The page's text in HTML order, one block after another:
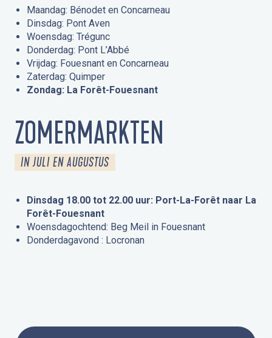
Maandag: Bénodet en Concarneau
Dinsdag: Pont Aven
Woensdag: Trégunc
Donderdag: Pont L’Abbé
Vrijdag: Fouesnant en Concarneau
Zaterdag: Quimper
Zondag: La Forêt-Fouesnant
ZOMERMARKTEN
IN JULI EN AUGUSTUS
Dinsdag 18.00 tot 22.00 uur: Port-La-Forêt naar La
Forêt-Fouesnant
Woensdagochtend: Beg Meil in Fouesnant
Donderdagavond : Locronan